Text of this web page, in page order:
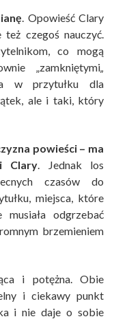
. Opowieść Clary
też czegoś nauczyć.
co mogą
„zamkniętymi„
w przytułku dla
ale i taki, który
powieści – ma
Clary. Jednak los
czasów do
miejsca, które
odgrzebać
brzemieniem
i potężna. Obie
i ciekawy punkt
i nie daje o sobie